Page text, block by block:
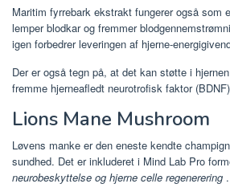
Maritim fyrrebark ekstrakt fungerer også som
lemper blodkar og fremmer
igen forbedrer leveringen af ​​hjerne-
Der er også tegn på, at det kan støtte i
fremme hjerneafledt neurotrofisk faktor
Lions Mane Mushroom
Løvens manke er den eneste kendte
sundhed. Det er inkluderet i Mind Lab Pro
neurobeskyttelse og hjerne celle regenerering .